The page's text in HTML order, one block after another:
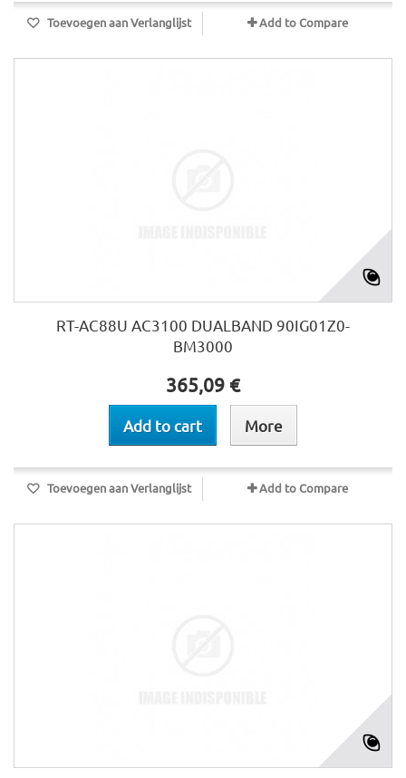
Toevoegen aan Verlanglijst Add to Compare
RT-AC88U AC3100 DUALBAND 90IG01Z0-
BM3000
365,09 €
Add to cart More
Toevoegen aan Verlanglijst Add to Compare